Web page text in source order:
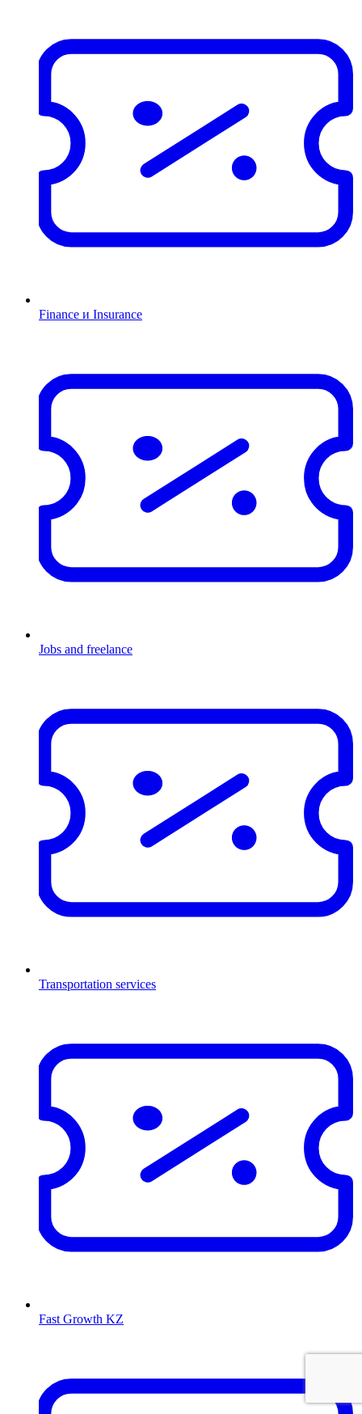
Finance и Insurance
Jobs and freelance
Transportation services
Fast Growth KZ